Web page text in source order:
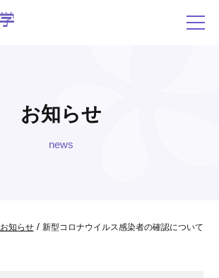
お知らせ
news
お知らせ/ 新型コロナウイルス感染者の確認について